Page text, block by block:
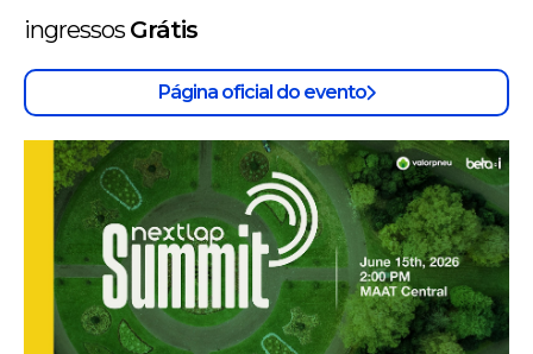
ingressos Grátis
Página oficial do evento